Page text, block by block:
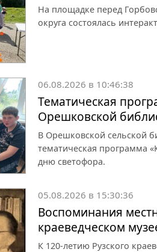
На площадке перед
округа состоялась
06.08.2026 в 10:46:38
Тематическая
Орешковской
В Орешковской сельской
тематическая программа
дню светофора.
05.08.2026 в 15:30:36
Воспоминания
краеведческом
К 120-летию Рузского